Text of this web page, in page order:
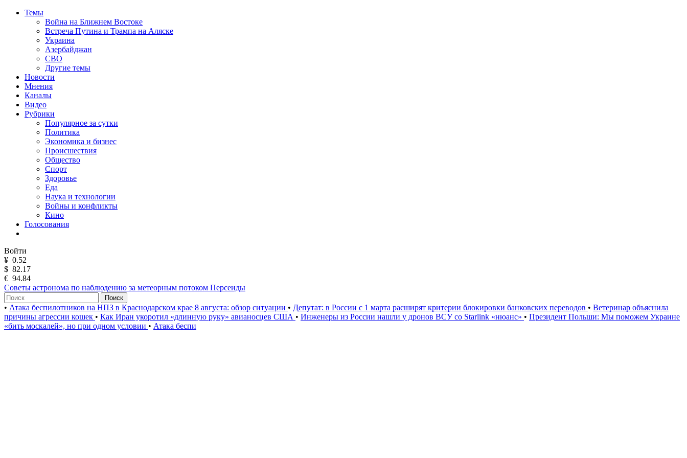
Темы
Война на Ближнем Востоке
Встреча Путина и Трампа на Аляске
Украина
Азербайджан
СВО
Другие темы
Новости
Мнения
Каналы
Видео
Рубрики
Популярное за сутки
Политика
Экономика и бизнес
Происшествия
Общество
Спорт
Здоровье
Еда
Наука и технологии
Войны и конфликты
Кино
Голосования
Войти
¥ 0.52
$ 82.17
€ 94.84
Советы астронома по наблюдению за метеорным потоком Персеиды
Поиск
• Атака беспилотников на НПЗ в Краснодарском крае 8 августа: обзор ситуации • Депутат: в России с 1 марта расширят критерии блокировки банковских переводов • Ветеринар объяснила
причины агрессии кошек • Как Иран укоротил «длинную руку» авианосцев США • Инженеры из России нашли у дронов ВСУ со Starlink «нюанс» • Президент Польши: Мы поможем Украине
«бить москалей», но при одном условии • Атака беспи